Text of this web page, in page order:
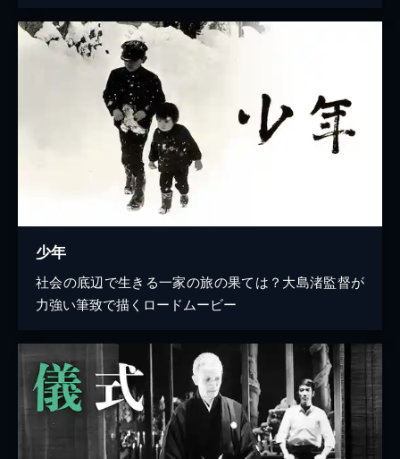
少年
社会の底辺で生きる一家の旅の果ては？大島渚監督が
力強い筆致で描くロードムービー